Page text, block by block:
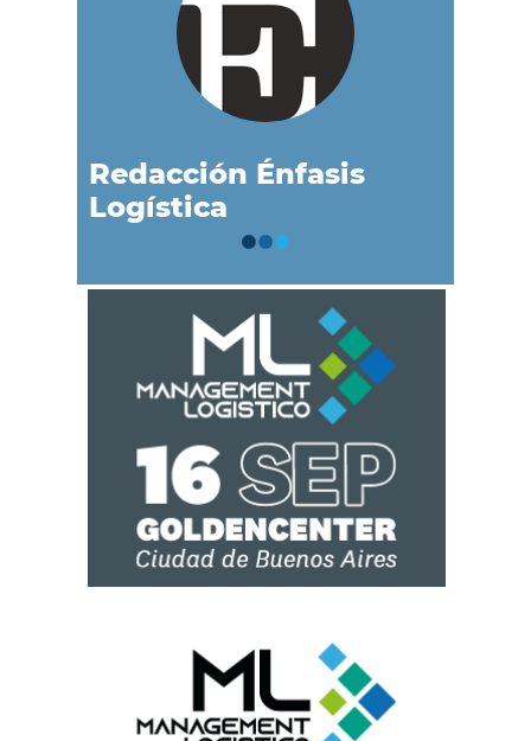
Redacción Énfasis
Logística